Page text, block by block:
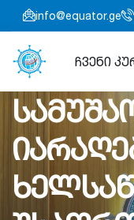
info@equator.ge
ჩვენი